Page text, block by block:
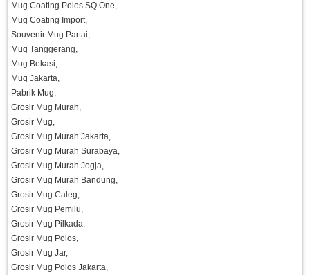
Mug Coating Polos SQ One,
Mug Coating Import,
Souvenir Mug Partai,
Mug Tanggerang,
Mug Bekasi,
Mug Jakarta,
Pabrik Mug,
Grosir Mug Murah,
Grosir Mug,
Grosir Mug Murah Jakarta,
Grosir Mug Murah Surabaya,
Grosir Mug Murah Jogja,
Grosir Mug Murah Bandung,
Grosir Mug Caleg,
Grosir Mug Pemilu,
Grosir Mug Pilkada,
Grosir Mug Polos,
Grosir Mug Jar,
Grosir Mug Polos Jakarta,